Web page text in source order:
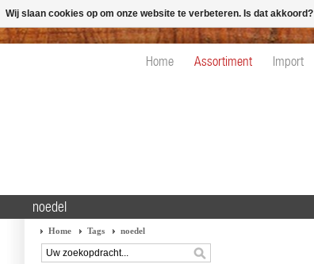
Home Assortiment Import
noedel
Home Tags noedel
Wij slaan cookies op om onze website te verbeteren. Is dat akkoord?